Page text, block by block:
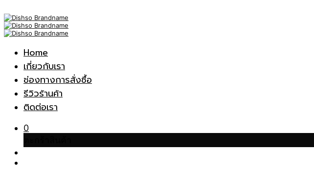
Home
เกี่ยวกับเรา
ช่องทางการสั่งซื้อ
รีวิวร้านค้า
ติดต่อเรา
0